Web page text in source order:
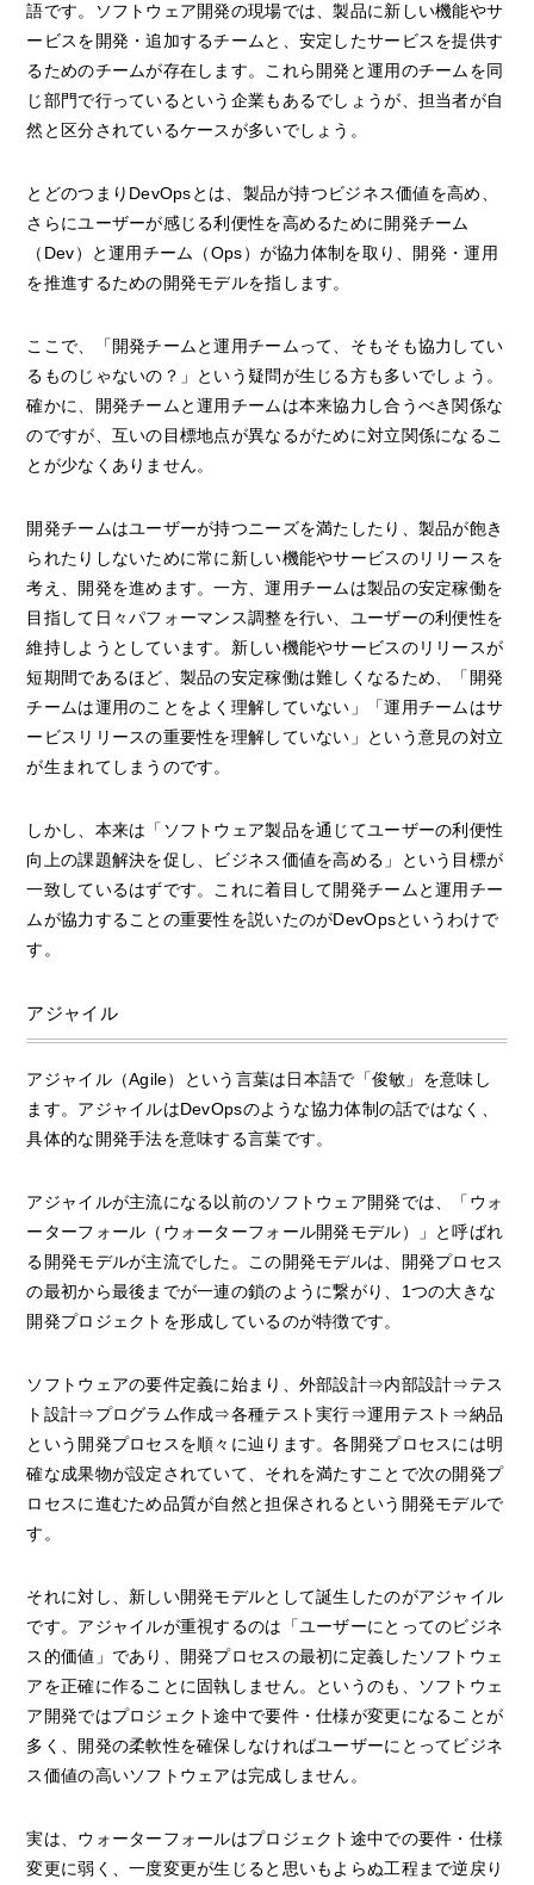
語です。ソフトウェア開発の現場では、製品に新しい機能やサ
ービスを開発・追加するチームと、安定したサービスを提供す
るためのチームが存在します。これら開発と運用のチームを同
じ部門で行っているという企業もあるでしょうが、担当者が自
然と区分されているケースが多いでしょう。
とどのつまりDevOpsとは、製品が持つビジネス価値を高め、
さらにユーザーが感じる利便性を高めるために開発チーム
（Dev）と運用チーム（Ops）が協力体制を取り、開発・運用
を推進するための開発モデルを指します。
ここで、「開発チームと運用チームって、そもそも協力してい
るものじゃないの？」という疑問が生じる方も多いでしょう。
確かに、開発チームと運用チームは本来協力し合うべき関係な
のですが、互いの目標地点が異なるがために対立関係になるこ
とが少なくありません。
開発チームはユーザーが持つニーズを満たしたり、製品が飽き
られたりしないために常に新しい機能やサービスのリリースを
考え、開発を進めます。一方、運用チームは製品の安定稼働を
目指して日々パフォーマンス調整を行い、ユーザーの利便性を
維持しようとしています。新しい機能やサービスのリリースが
短期間であるほど、製品の安定稼働は難しくなるため、「開発
チームは運用のことをよく理解していない」「運用チームはサ
ービスリリースの重要性を理解していない」という意見の対立
が生まれてしまうのです。
しかし、本来は「ソフトウェア製品を通じてユーザーの利便性
向上の課題解決を促し、ビジネス価値を高める」という目標が
一致しているはずです。これに着目して開発チームと運用チー
ムが協力することの重要性を説いたのがDevOpsというわけで
す。
アジャイル
アジャイル（Agile）という言葉は日本語で「俊敏」を意味し
ます。アジャイルはDevOpsのような協力体制の話ではなく、
具体的な開発手法を意味する言葉です。
アジャイルが主流になる以前のソフトウェア開発では、「ウォ
ーターフォール（ウォーターフォール開発モデル）」と呼ばれ
る開発モデルが主流でした。この開発モデルは、開発プロセス
の最初から最後までが一連の鎖のように繋がり、1つの大きな
開発プロジェクトを形成しているのが特徴です。
ソフトウェアの要件定義に始まり、外部設計⇒内部設計⇒テス
ト設計⇒プログラム作成⇒各種テスト実行⇒運用テスト⇒納品
という開発プロセスを順々に辿ります。各開発プロセスには明
確な成果物が設定されていて、それを満たすことで次の開発プ
ロセスに進むため品質が自然と担保されるという開発モデルで
す。
それに対し、新しい開発モデルとして誕生したのがアジャイル
です。アジャイルが重視するのは「ユーザーにとってのビジネ
ス的価値」であり、開発プロセスの最初に定義したソフトウェ
アを正確に作ることに固執しません。というのも、ソフトウェ
ア開発ではプロジェクト途中で要件・仕様が変更になることが
多く、開発の柔軟性を確保しなければユーザーにとってビジネ
ス価値の高いソフトウェアは完成しません。
実は、ウォーターフォールはプロジェクト途中での要件・仕様
変更に弱く、一度変更が生じると思いもよらぬ工程まで逆戻り